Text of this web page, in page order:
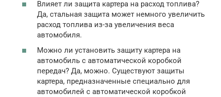
Влияет ли защита картера на расход топлива?
Да, стальная защита может немного увеличить
расход топлива из-за увеличения веса
автомобиля.
Можно ли установить защиту картера на
автомобиль с автоматической коробкой
передач? Да, можно. Существуют защиты
картера, предназначенные специально для
автомобилей с автоматической коробкой